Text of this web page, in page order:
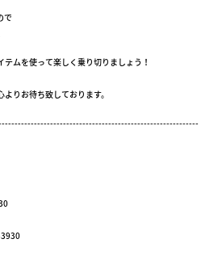
で
ムを使って楽しく乗り切りましょう！
りお待ち致しております。